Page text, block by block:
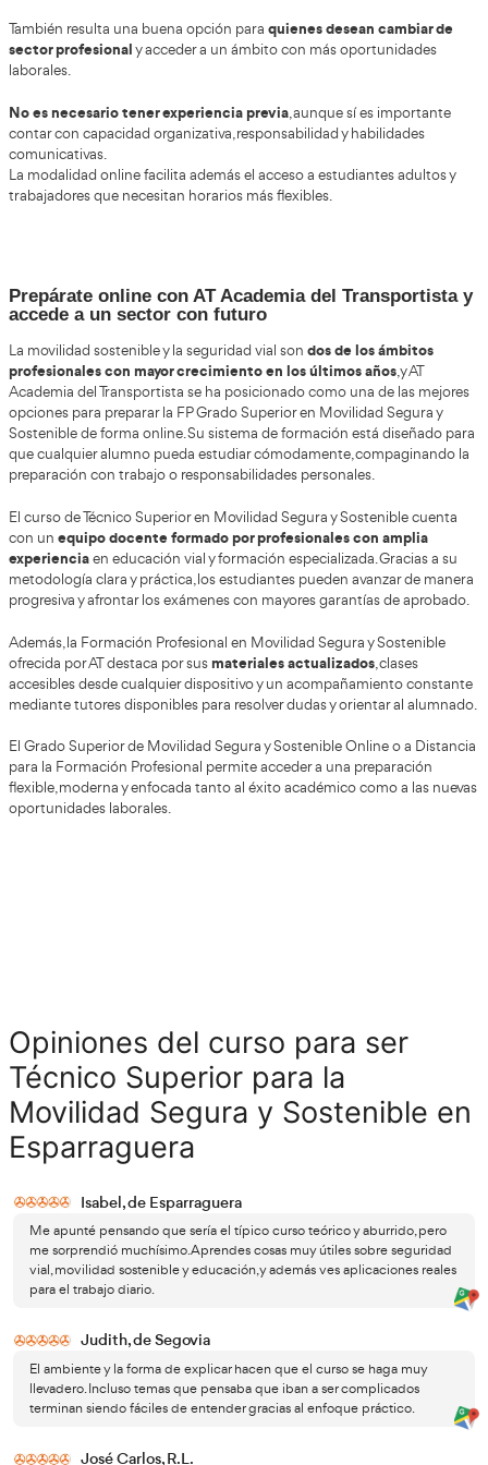
Cambios previstos para los próximos
El futuro de la movilidad estará muy marcado por la
tecnológicay las políticas medioambientales.
continuará incorporando contenidos más avanzados
• Vehículos autónomos.
• Inteligencia artificial.
• Energías limpias.
• Smart cities.
• Movilidad conectada.
• Sistemas inteligentes de transporte.
Además, se espera queaumente la colaboración entre
centros educativospara facilitar prácticas y
administraciones públicas también seguirán
seguridad vial y programas educativos relacionados con
Todo apunta a que los perfiles especializados en
siendo muy demandados durante los próximos años.
Perfil ideal para estudiar esta FP en
• Seguridad.
• Comunicación.
• Innovación tecnológica.
• Concienciación social.
sector profesionaly acceder a un ámbito con más
laborales.
No es necesario tener experiencia previa, aunque sí
contar con capacidad organizativa, responsabilidad y
comunicativas.
La modalidad online facilita además el acceso a
trabajadores que necesitan horarios más flexibles.